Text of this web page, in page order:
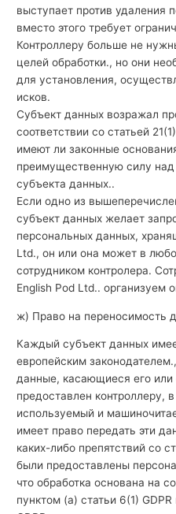
выступает против удаления
вместо этого требует
Контроллеру больше не
целей обработки., но они
для установления,
исков.
Субъект данных возражал
соответствии со статьей
имеют ли законные
преимущественную силу
субъекта данных..
Если одно из
субъект данных желает
персональных данных,
Ltd., он или она может в
сотрудником контролера.
English Pod Ltd.. организуем
ж) Право на переносимость
Каждый субъект данных
европейским
данные, касающиеся его или
предоставлен контроллеру,
используемый и
имеет право передать эти
каких-либо препятствий со
были предоставлены
что обработка основана на
пунктом (а) статьи 6(1)